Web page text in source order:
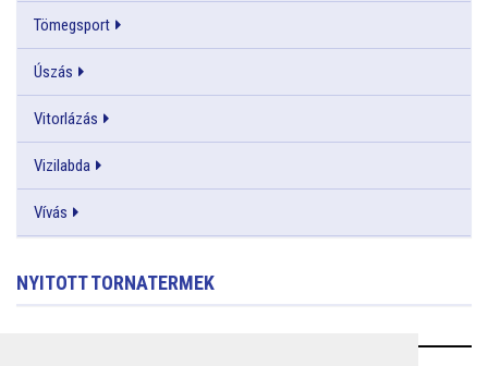
Tömegsport
Úszás
Vitorlázás
Vizilabda
Vívás
NYITOTT TORNATERMEK